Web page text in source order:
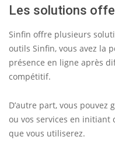
s
v
o
i
r
s
u
Les solutions
Sinfin offre plusieurs
outils Sinfin, vous avez la
présence en ligne après
compétitif.
D’autre part, vous
ou vos services en initiant
que vous utiliserez.